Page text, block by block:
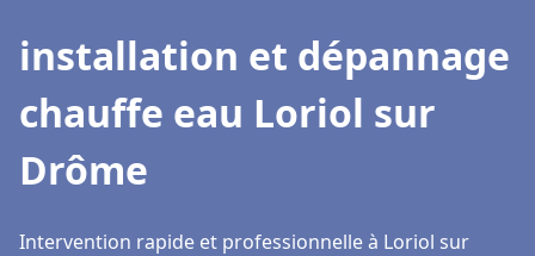
installation et dépannage
chauffe eau Loriol sur
Drôme
Intervention rapide et professionnelle à Loriol sur